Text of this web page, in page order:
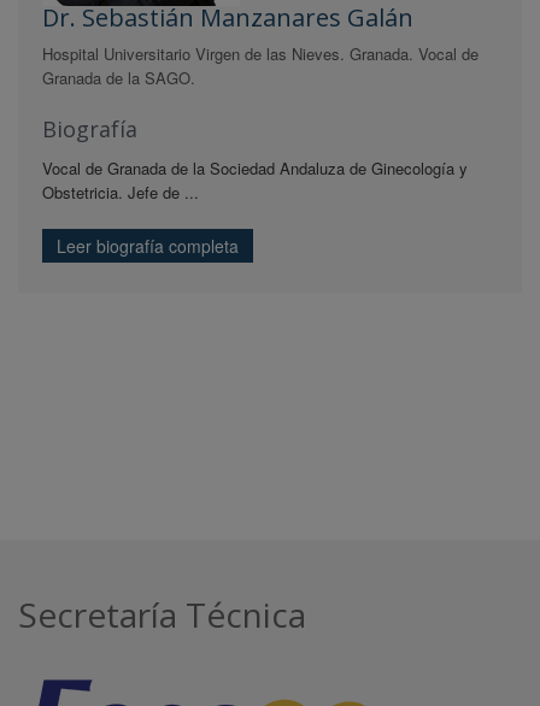
Dr. Sebastián Manzanares Galán
Hospital Universitario Virgen de las Nieves. Granada. Vocal de
Granada de la SAGO.
Biografía
Vocal de Granada de la Sociedad Andaluza de Ginecología y
Obstetricia. Jefe de ...
Leer biografía completa
Secretaría Técnica